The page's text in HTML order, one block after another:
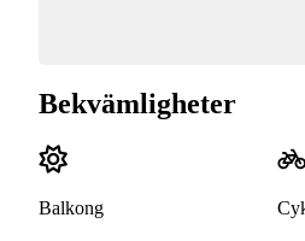
Bekvämligheter
Balkong